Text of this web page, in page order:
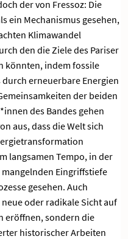
der von Fressoz: Die
ein Mechanismus gesehen,
Klimawandel
den die Ziele des Pariser
könnten, indem fossile
durch erneuerbare Energien
der beiden
des Bandes gehen
aus, dass die Welt sich
langsamen Tempo, in der
Eingriffstiefe
gesehen. Auch
oder radikale Sicht auf
eröffnen, sondern die
historischer Arbeiten